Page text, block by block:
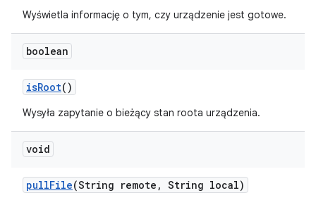
Wyświetla informację o tym, czy urządzenie jest gotowe.
boolean
isRoot()
Wysyła zapytanie o bieżący stan roota urządzenia.
void
pullFile(String remote , String local)